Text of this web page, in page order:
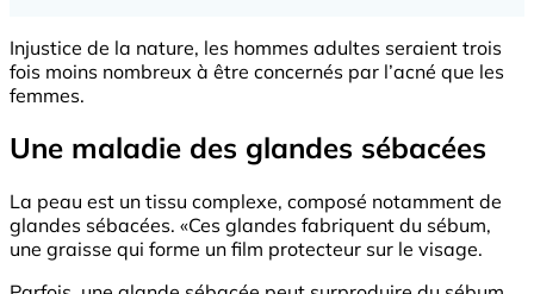
Injustice de la nature, les hommes adultes seraient trois
fois moins nombreux à être concernés par l’acné que les
femmes.
Une maladie des glandes sébacées
La peau est un tissu complexe, composé notamment de
glandes sébacées. «Ces glandes fabriquent du sébum,
une graisse qui forme un film protecteur sur le visage.